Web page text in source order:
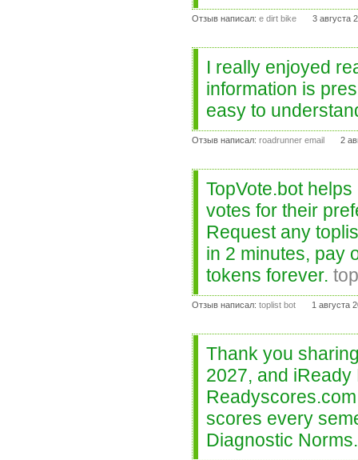
Отзыв написал: e dirt bike 3 августа
I really enjoyed
information is
easy to
Отзыв написал: roadrunner email 2
TopVote.bot
votes for their
Request any
in 2 minutes, pay
tokens forever.
Отзыв написал: toplist bot 1 августа
Thank you
2027, and
scores every
Diagnostic